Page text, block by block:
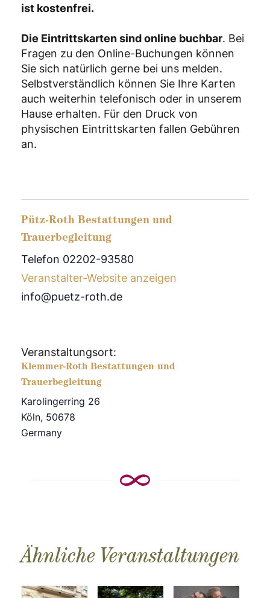
ist kostenfrei.
Die Eintrittskarten sind online buchbar. Bei
Fragen zu den Online-Buchungen können
Sie sich natürlich gerne bei uns melden.
Selbstverständlich können Sie Ihre Karten
auch weiterhin telefonisch oder in unserem
Hause erhalten. Für den Druck von
physischen Eintrittskarten fallen Gebühren
an.
Pütz-Roth Bestattungen und
Trauerbegleitung
Telefon 02202-93580
Veranstalter-Website anzeigen
info@puetz-roth.de
Veranstaltungsort:
Klemmer-Roth Bestattungen und
Trauerbegleitung
Karolingerring 26
Köln, 50678
Germany
Ähnliche Veranstaltungen